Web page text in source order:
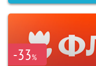
-33%